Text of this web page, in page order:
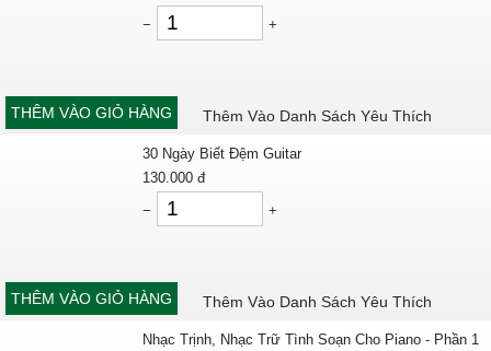
−
+
THÊM VÀO GIỎ HÀNG Thêm Vào Danh Sách Yêu Thích
30 Ngày Biết Đệm Guitar
130.000 đ
−
+
THÊM VÀO GIỎ HÀNG Thêm Vào Danh Sách Yêu Thích
Nhạc Trịnh, Nhạc Trữ Tình Soạn Cho Piano - Phần 1